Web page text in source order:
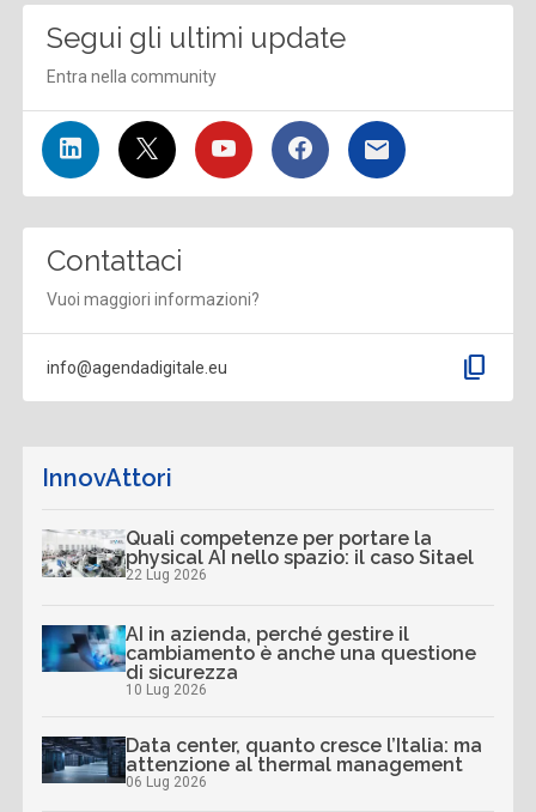
Segui gli ultimi update
Entra nella community
Contattaci
Vuoi maggiori informazioni?
info@agendadigitale.eu content_copy
InnovAttori
Quali competenze per portare la
physical AI nello spazio: il caso Sitael
22 Lug 2026
AI in azienda, perché gestire il
cambiamento è anche una questione
di sicurezza
10 Lug 2026
Data center, quanto cresce l’Italia: ma
attenzione al thermal management
06 Lug 2026